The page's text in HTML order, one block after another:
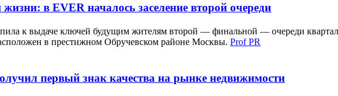
в EVER началось заселение второй очереди
к выдаче ключей будущим жителям второй — финальной — очереди
в престижном Обручевском районе Москвы. Prof PR
первый знак качества на рынке недвижимости